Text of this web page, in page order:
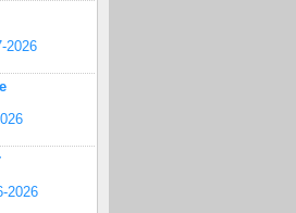
2026
2026